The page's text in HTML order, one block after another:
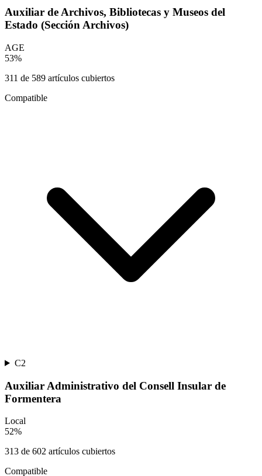
Auxiliar de Archivos, Bibliotecas y Museos del
Estado (Sección Archivos)
AGE
53%
311 de 589 artículos cubiertos
Compatible
C2
Auxiliar Administrativo del Consell Insular de
Formentera
Local
52%
313 de 602 artículos cubiertos
Compatible